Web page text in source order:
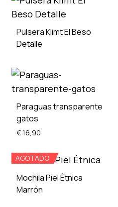
Pulsera Klimt El Beso
Detalle
WISHLIST
Paraguas transparente
gatos
€16,90
AGOTADO
Mochila Piel Étnica
Marrón